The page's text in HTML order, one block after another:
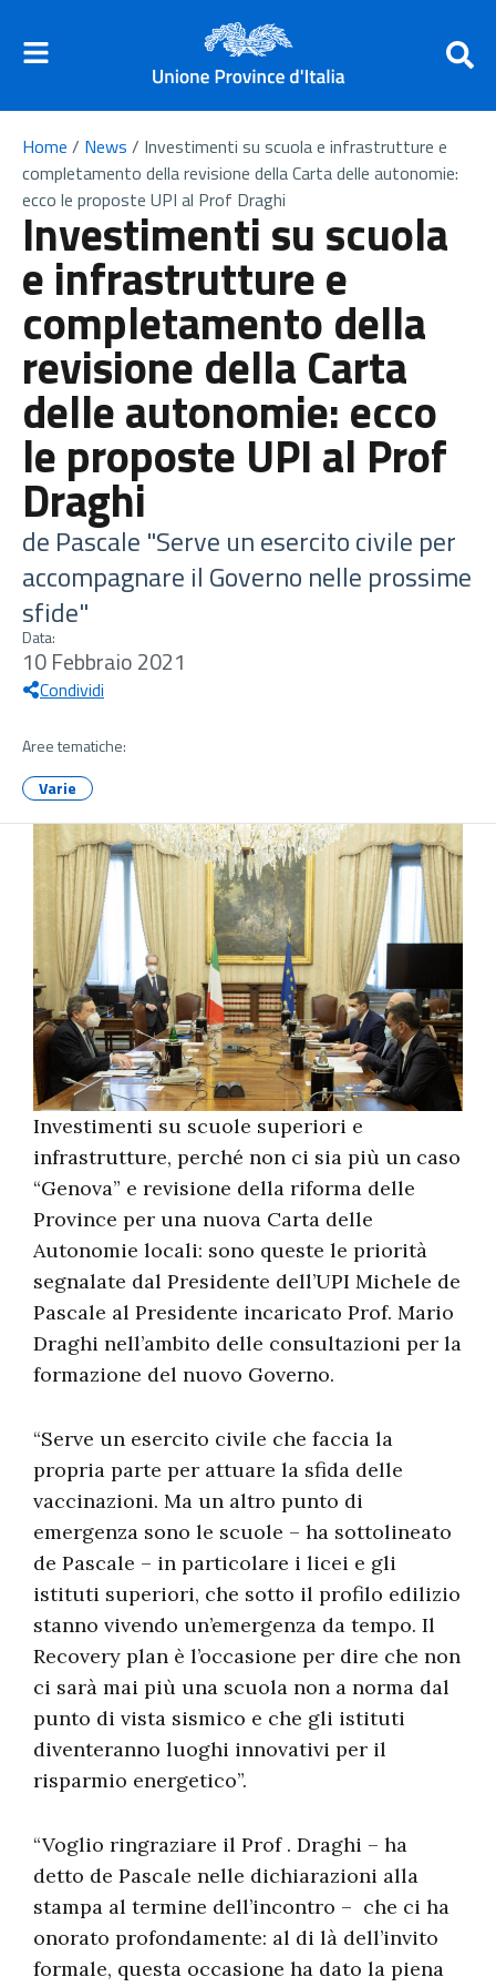
Home / News / Investimenti su scuola e infrastrutture e
completamento della revisione della Carta delle autonomie:
ecco le proposte UPI al Prof Draghi
Investimenti su scuola
e infrastrutture e
completamento della
revisione della Carta
delle autonomie: ecco
le proposte UPI al Prof
Draghi
de Pascale "Serve un esercito civile per
accompagnare il Governo nelle prossime
sfide"
Data:
10 Febbraio 2021
Condividi
Aree tematiche:
Varie
Investimenti su scuole superiori e
infrastrutture, perché non ci sia più un caso
“Genova” e revisione della riforma delle
Province per una nuova Carta delle
Autonomie locali: sono queste le priorità
segnalate dal Presidente dell’UPI Michele de
Pascale al Presidente incaricato Prof. Mario
Draghi nell’ambito delle consultazioni per la
formazione del nuovo Governo.
“Serve un esercito civile che faccia la
propria parte per attuare la sfida delle
vaccinazioni. Ma un altro punto di
emergenza sono le scuole – ha sottolineato
de Pascale – in particolare i licei e gli
istituti superiori, che sotto il profilo edilizio
stanno vivendo un’emergenza da tempo. Il
Recovery plan è l’occasione per dire che non
ci sarà mai più una scuola non a norma dal
punto di vista sismico e che gli istituti
diventeranno luoghi innovativi per il
risparmio energetico”.
“Voglio ringraziare il Prof . Draghi – ha
detto de Pascale nelle dichiarazioni alla
stampa al termine dell’incontro – che ci ha
onorato profondamente: al di là dell’invito
formale, questa occasione ha dato la piena